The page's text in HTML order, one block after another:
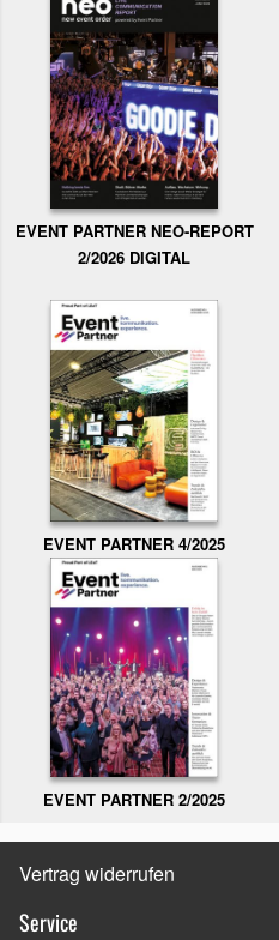
EVENT PARTNER NEO-REPORT
2/2026 DIGITAL
EVENT PARTNER 4/2025
EVENT PARTNER 2/2025
Vertrag widerrufen
Service